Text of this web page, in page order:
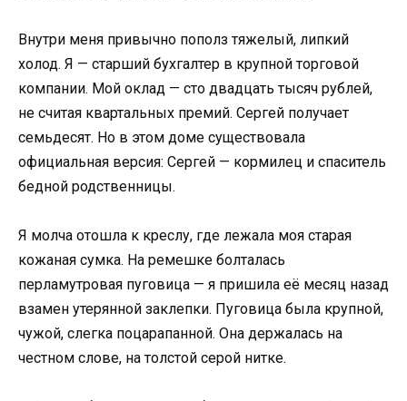
Внутри меня привычно пополз тяжелый, липкий
холод. Я — старший бухгалтер в крупной торговой
компании. Мой оклад — сто двадцать тысяч рублей,
не считая квартальных премий. Сергей получает
семьдесят. Но в этом доме существовала
официальная версия: Сергей — кормилец и спаситель
бедной родственницы.
Я молча отошла к креслу, где лежала моя старая
кожаная сумка. На ремешке болталась
перламутровая пуговица — я пришила её месяц назад
взамен утерянной заклепки. Пуговица была крупной,
чужой, слегка поцарапанной. Она держалась на
честном слове, на толстой серой нитке.